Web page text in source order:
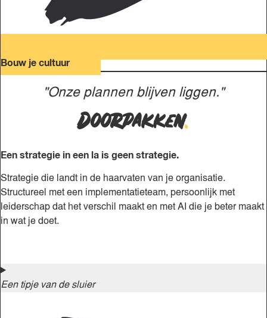
Bouw je cultuur
"Onze plannen blijven liggen."
Doorpakken.
Een strategie in een la is geen strategie.
Strategie die landt in de haarvaten van je organisatie.
Structureel met een implementatieteam, persoonlijk met
leiderschap dat het verschil maakt en met AI die je beter maakt
in wat je doet.
Een tipje van de sluier